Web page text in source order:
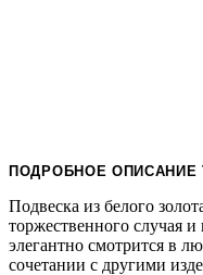
ПОДРОБНОЕ ОПИСАНИЕ
Подвеска из белого
торжественного случая
элегантно смотрится в
сочетании с другими